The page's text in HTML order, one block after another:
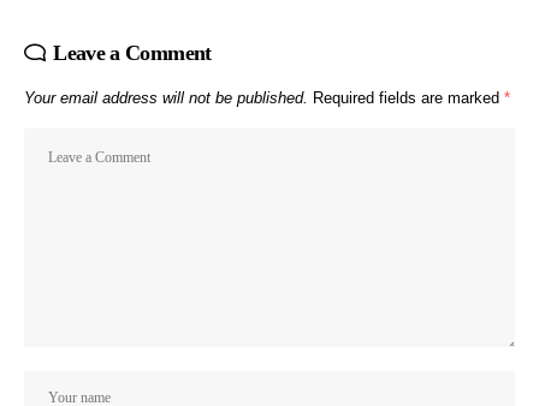
Leave a Comment
Your email address will not be published. Required fields are marked *